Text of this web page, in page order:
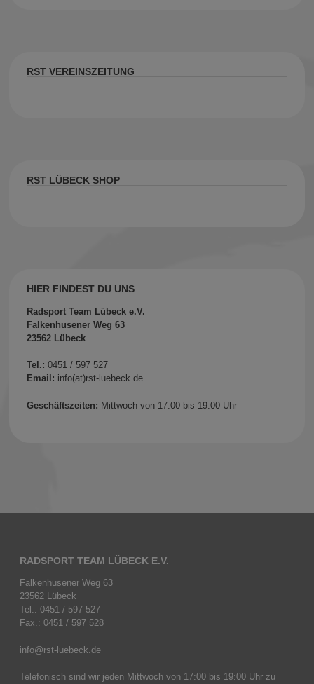
RST VEREINSZEITUNG
RST LÜBECK SHOP
HIER FINDEST DU UNS
Radsport Team Lübeck e.V.
Falkenhusener Weg 63
23562 Lübeck
Tel.: 0451 / 597 527
Email: info(at)rst-luebeck.de
Geschäftszeiten: Mittwoch von 17:00 bis 19:00 Uhr
RADSPORT TEAM LÜBECK E.V.
Falkenhusener Weg 63
23562 Lübeck
Tel.: 0451 / 597 527
Fax.: 0451 / 597 528
info@rst-luebeck.de
Telefonisch sind wir jeden Mittwoch von 17:00 bis 19:00 Uhr zu